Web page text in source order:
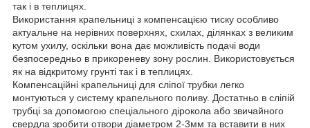
так і в теплицях.
Використання крапельниці з компенсацією тиску особливо
актуальне на нерівних поверхнях, схилах, ділянках з великим
кутом ухилу, оскільки вона дає можливість подачі води
безпосередньо в прикореневу зону рослин. Використовується
як на відкритому грунті так і в теплицях.
Компенсаційні крапельниці для сліпої трубки легко
монтуються у систему крапельного поливу. Достатньо в сліпій
трубці за допомогою спеціального дірокола або звичайного
свердла зробити отвори діаметром 2-3мм та вставити в них